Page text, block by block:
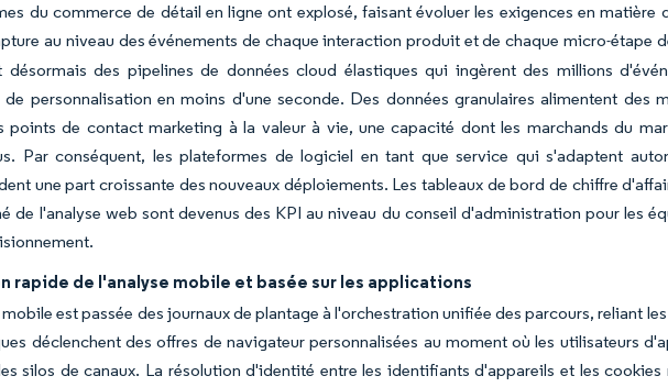
du commerce de détail en ligne ont explosé, faisant évoluer les exigences en matière
au niveau des événements de chaque interaction produit et de chaque micro-étape
désormais des pipelines de données cloud élastiques qui ingèrent des millions
de personnalisation en moins d'une seconde. Des données granulaires alimentent des
points de contact marketing à la valeur à vie, une capacité dont les marchands du
Par conséquent, les plateformes de logiciel en tant que service qui s'adaptent
une part croissante des nouveaux déploiements. Les tableaux de bord de chiffre
de l'analyse web sont devenus des KPI au niveau du conseil d'administration pour les
rapide de l'analyse mobile et basée sur les applications
mobile est passée des journaux de plantage à l'orchestration unifiée des parcours, reliant
déclenchent des offres de navigateur personnalisées au moment où les utilisateurs
silos de canaux. La résolution d'identité entre les identifiants d'appareils et les